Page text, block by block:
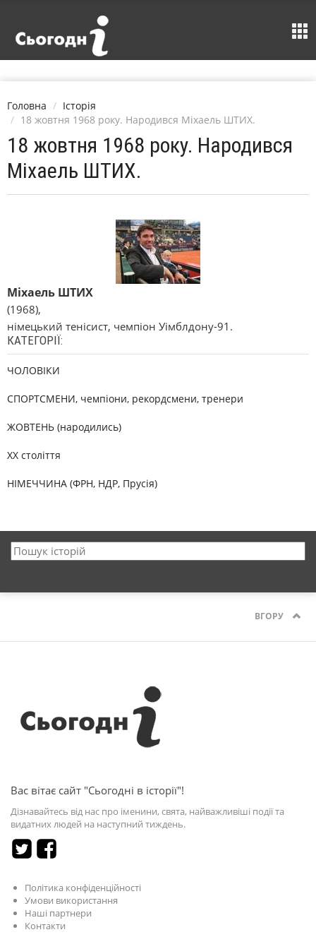
Головна
Історія
18 жовтня 1968 року. Народився Міхаель ШТИХ.
18 жовтня 1968 року. Народився
Міхаель ШТИХ.
Міхаель ШТИХ
(1968),
німецький тенісист, чемпіон Уімблдону-91.
КАТЕГОРІЇ:
ЧОЛОВІКИ
СПОРТСМЕНИ, чемпіони, рекордсмени, тренери
ЖОВТЕНЬ (народились)
XX століття
НІМЕЧЧИНА (ФРН, НДР, Прусія)
ВГОРУ
Вас вітає сайт "Сьогодні в історії"!
Дізнавайтесь від нас про іменини, свята, найважливіші події та
видатних людей на наступний тиждень.
Політика конфіденційності
Умови використання
Наші партнери
Контакти